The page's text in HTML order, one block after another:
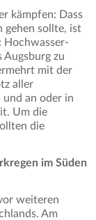
kämpfen: Dass
gehen sollte, ist
Augsburg zu
mit der
aller
an oder in
Um die
die
im Süden
weiteren
Am